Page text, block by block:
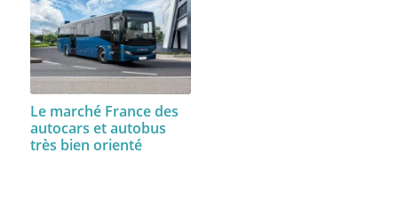
Le marché France des
autocars et autobus
très bien orienté